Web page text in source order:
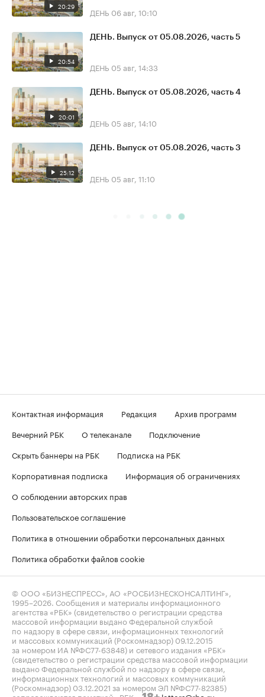
20:29 ДЕНЬ 06 авг, 10:10
20:54
ДЕНЬ. Выпуск от 05.08.2026, часть 5
ДЕНЬ 05 авг, 14:33
20:01
ДЕНЬ. Выпуск от 05.08.2026, часть 4
ДЕНЬ 05 авг, 14:10
25:12
ДЕНЬ. Выпуск от 05.08.2026, часть 3
ДЕНЬ 05 авг, 11:10
Контактная информация Редакция
Архив программ
Вечерний РБК
О телеканале
Подключение
Скрыть баннеры на РБК
Подписка на РБК
Корпоративная подписка
Информация об ограничениях
О соблюдении авторских прав
Пользовательское соглашение
Политика в отношении обработки персональных данных
Политика обработки файлов cookie
© ООО «БИЗНЕСПРЕСС», АО «РОСБИЗНЕСКОНСАЛТИНГ»,
1995–2026 . Сообщения и материалы информационного
агентства «РБК» (свидетельство о регистрации средства
массовой информации выдано Федеральной службой
по надзору в сфере связи, информационных технологий
и массовых коммуникаций (Роскомнадзор) 09.12.2015
за номером ИА №ФС77-63848) и сетевого издания «РБК»
(свидетельство о регистрации средства массовой информации
выдано Федеральной службой по надзору в сфере связи,
информационных технологий и массовых коммуникаций
(Роскомнадзор) 03.12.2021 за номером ЭЛ №ФС77-82385)